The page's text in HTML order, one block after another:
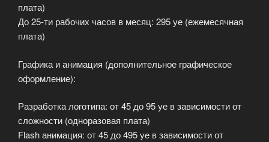
плата)
До 25-ти рабочих часов в месяц: 295 уе (ежемесячная
плата)
Графика и анимация (дополнительное графическое
оформление):
Разработка логотипа: от 45 до 95 уе в зависимости от
сложности (одноразовая плата)
Flash анимация: от 45 до 495 уе в зависимости от